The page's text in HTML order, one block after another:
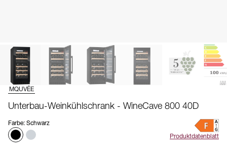
MQUVÉE
Unterbau-Weinkühlschrank - WineCave 800 40D
Farbe: Schwarz
Produktdatenblatt